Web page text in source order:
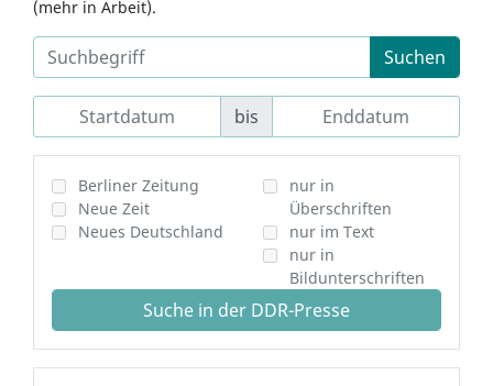
(mehr in Arbeit).
Suchen
bis
Berliner Zeitung
Neue Zeit
Neues Deutschland
nur in
Überschriften
nur im Text
nur in
Bildunterschriften
Suche in der DDR-Presse